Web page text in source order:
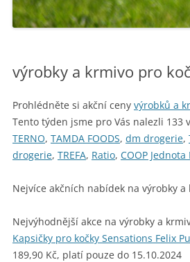
výrobky a krmivo pro
Prohlédněte si akční ceny výrobků a
Tento týden jsme pro Vás nalezli 133
TERNO, TAMDA FOODS, dm drogerie,
drogerie, TREFA, Ratio, COOP
Nejvíce akčních nabídek na výrobky
Nejvýhodnější akce na výrobky a
Kapsičky pro kočky Sensations Felix
189,90 Kč, platí pouze do 15.10.2024